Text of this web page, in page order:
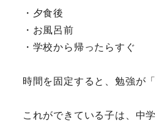
・夕食後
・お風呂前
・学校から帰ったらすぐ
時間を固定すると、勉強が
これができている子は、中